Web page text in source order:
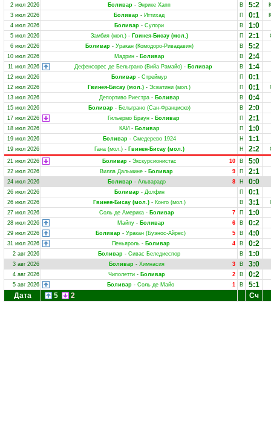
2 июл 2026
Боливар - Энрике Хапп В 5:2
3 июл 2026
Боливар - Иттихад П 0:1
4 июл 2026
Боливар - Сулори В 1:0
5 июл 2026 Замбия (мол.)- Гвинея-Бисау (мол.) П 2:1
6 июл 2026
Боливар- Уракан (Комодоро-Ривадавия) В 5:2
10 июл 2026 Мадрин- Боливар В 2:4
11 июл 2026 Дефенсорес де Бельграно (Вийа Рамайо) - Боливар В 1:4
12 июл 2026 Боливар - Стреймур П 0:1
12 июл 2026 Гвинея-Бисау (мол.) - Эсватини (мол.) П 0:1
13 июл 2026
Депортиво Риестра- Боливар В 0:4
15 июл 2026 Боливар- Бельграно (Сан-Франциско) В 2:0
17 июл 2026 Гильермо Браун- Боливар П 2:1
18 июл 2026 КАИ - Боливар П 1:0
19 июл 2026 Боливар- Смедерево 1924 Н 1:1
19 июл 2026 Гана (мол.)- Гвинея-Бисау (мол.) Н 2:2
21 июл 2026
10
Боливар- Экскурсионистас В 5:0
22 июл 2026 9
Вилла Дальмине - Боливар П 2:1
24 июл 2026 8
Боливар - Альварадо Н 0:0
26 июл 2026 Боливар- Долфин П 0:1
26 июл 2026 Гвинея-Бисау (мол.)- Конго (мол.) В 3:1
27 июл 2026
7
Соль де Америка- Боливар П 1:0
28 июл 2026 6
Майпу- Боливар В 0:2
29 июл 2026 5
Боливар - Уракан (Буэнос-Айрес) В 4:0
31 июл 2026 4
Пеньяроль- Боливар В 0:2
2 авг 2026 Боливар - Сивас Беледиеспор В 1:0
3 авг 2026 3
Боливар - Химнасия В 3:0
4 авг 2026 2
Чиполетти- Боливар В 0:2
5 авг 2026 1
Боливар - Соль де Майо В
5:1
Дата
5 2 Сч